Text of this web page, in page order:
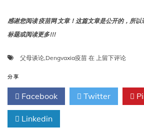
感谢您阅读 疫苗网 文章！这篇文章是公开的，所
标题或阅读更多!!!
父母谈论,Dengvaxia疫苗 在 与
谈
论
Dengvaxia
上留下评论
分享
Facebook Twitter
Linkedin